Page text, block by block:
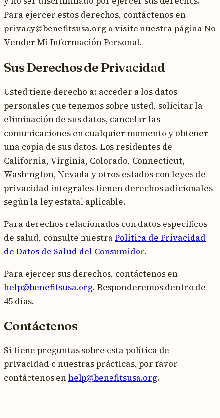
Para ejercer estos derechos, contáctenos en
privacy@benefitsusa.org o visite nuestra página No
Vender Mi Información Personal.
Sus Derechos de Privacidad
Usted tiene derecho a: acceder a los datos
personales que tenemos sobre usted, solicitar la
eliminación de sus datos, cancelar las
comunicaciones en cualquier momento y obtener
una copia de sus datos. Los residentes de
California, Virginia, Colorado, Connecticut,
Washington, Nevada y otros estados con leyes de
privacidad integrales tienen derechos adicionales
según la ley estatal aplicable.
Para derechos relacionados con datos específicos
de salud, consulte nuestraPolítica de Privacidad
de Datos de Salud del Consumidor.
Para ejercer sus derechos, contáctenos en
help@benefitsusa.org. Responderemos dentro de
45 días.
Contáctenos
Si tiene preguntas sobre esta política de
privacidad o nuestras prácticas, por favor
contáctenos enhelp@benefitsusa.org.